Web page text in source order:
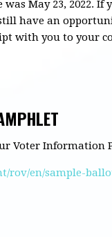
May 23, 2022.
have an
with you to your
Voter Information
rov/en/sample-